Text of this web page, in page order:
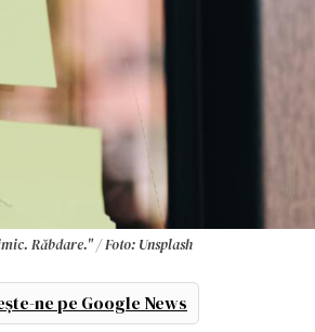
Răbdare." / Foto: Unsplash
ne pe Google News